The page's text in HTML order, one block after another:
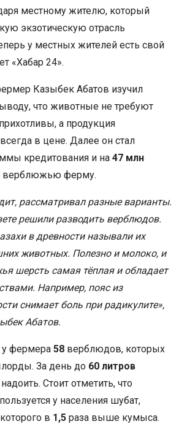
местному жителю, который
экзотическую отрасль
у местных жителей есть свой
«Хабар 24».
Казыбек Абатов изучил
что животные не требуют
а продукция
в цене. Далее он стал
кредитования и на 47 млн
верблюжью ферму.
рассматривал разные варианты.
решили разводить верблюдов.
в древности называли их
животных. Полезно и молоко, и
шерсть самая тёплая и обладает
Например, пояс из
снимает боль при радикулите»,
Абатов.
фермера 58 верблюдов, которых
За день до 60 литров
Стоит отметить, что
у населения шубат,
в 1,5 раза выше кумыса.